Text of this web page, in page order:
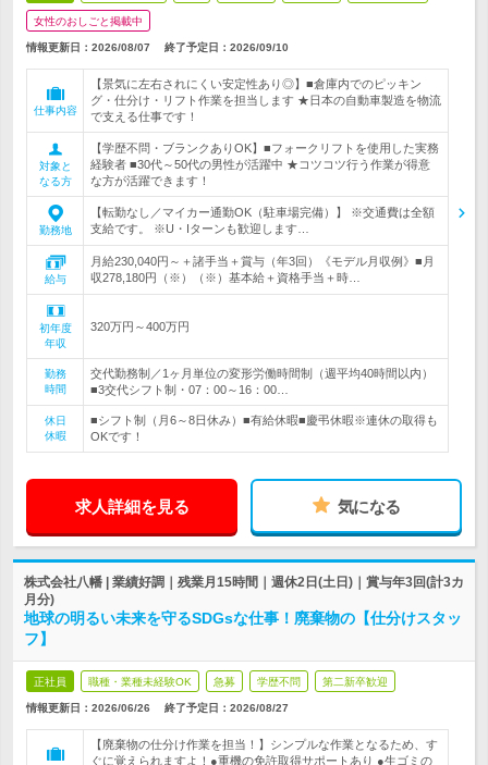
女性のおしごと掲載中
情報更新日：2026/08/07 終了予定日： 2026/09/10
仕事内容
【景気に左右されにくい安定性あり◎】■倉庫内でのピッキン
グ・仕分け・リフト作業を担当します ★日本の自動車製造を物流
で支える仕事です！
対象と
なる方
【学歴不問・ブランクありOK】■フォークリフトを使用した実務
経験者 ■30代～50代の男性が活躍中 ★コツコツ行う作業が得意
な方が活躍できます！
勤務地
【転勤なし／マイカー通勤OK（駐車場完備）】 ※交通費は全額
支給です。 ※U・Iターンも歓迎します…
給与
月給230,040円～＋諸手当＋賞与（年3回）《モデル月収例》■月
収278,180円（※）（※）基本給＋資格手当＋時…
初年度
年収
320万円～400万円
勤務
時間
交代勤務制／1ヶ月単位の変形労働時間制（週平均40時間以内）
■3交代シフト制・07：00～16：00…
休日
休暇
■シフト制（月6～8日休み）■有給休暇■慶弔休暇※連休の取得も
OKです！
求人詳細を見る 気になる
株式会社八幡 | 業績好調｜残業月15時間｜週休2日(土日)｜賞与年3回(計3カ
月分)
地球の明るい未来を守るSDGsな仕事！廃棄物の【仕分けスタッ
フ】
正社員 職種・業種未経験OK 急募 学歴不問 第二新卒歓迎
情報更新日：2026/06/26 終了予定日： 2026/08/27
【廃棄物の仕分け作業を担当！】シンプルな作業となるため、す
ぐに覚えられますよ！●重機の免許取得サポートあり ●生ゴミの